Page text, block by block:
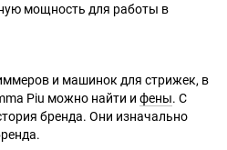
мощность для работы в
и машинок для стрижек, в
Piu можно найти и фены. С
бренда. Они изначально